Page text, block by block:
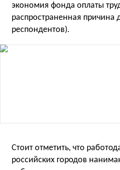
экономия фонда оплаты
распространенная причина
респондентов).
Стоит отметить, что
российских городов